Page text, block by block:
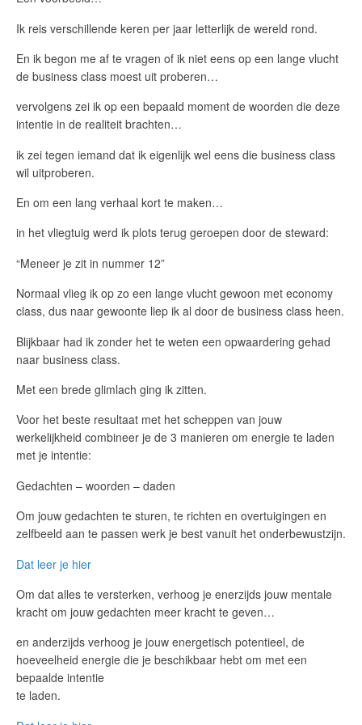
Ik reis verschillende keren per jaar letterlijk de wereld rond.
En ik begon me af te vragen of ik niet eens op een lange vlucht
de business class moest uit proberen…
vervolgens zei ik op een bepaald moment de woorden die deze
intentie in de realiteit brachten…
ik zei tegen iemand dat ik eigenlijk wel eens die business class
wil uitproberen.
En om een lang verhaal kort te maken…
in het vliegtuig werd ik plots terug geroepen door de steward:
“Meneer je zit in nummer 12”
Normaal vlieg ik op zo een lange vlucht gewoon met economy
class, dus naar gewoonte liep ik al door de business class heen.
Blijkbaar had ik zonder het te weten een opwaardering gehad
naar business class.
Met een brede glimlach ging ik zitten.
Voor het beste resultaat met het scheppen van jouw
werkelijkheid combineer je de 3 manieren om energie te laden
met je intentie:
Gedachten – woorden – daden
Om jouw gedachten te sturen, te richten en overtuigingen en
zelfbeeld aan te passen werk je best vanuit het onderbewustzijn.
Dat leer je hier
Om dat alles te versterken, verhoog je enerzijds jouw mentale
kracht om jouw gedachten meer kracht te geven…
en anderzijds verhoog je jouw energetisch potentieel, de
hoeveelheid energie die je beschikbaar hebt om met een
bepaalde intentie
te laden.